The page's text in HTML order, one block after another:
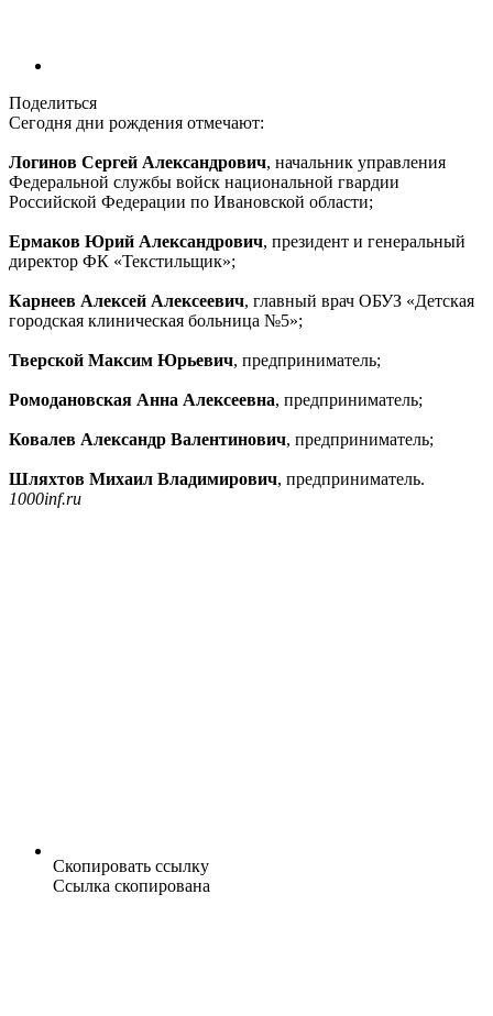
Поделиться
Сегодня дни рождения отмечают:
Логинов Сергей Александрович, начальник управления
Федеральной службы войск национальной гвардии
Российской Федерации по Ивановской области;
Ермаков Юрий Александрович, президент и генеральный
директор ФК «Текстильщик»;
Карнеев Алексей Алексеевич, главный врач ОБУЗ «Детская
городская клиническая больница №5»;
Тверской Максим Юрьевич, предприниматель;
Ромодановская Анна Алексеевна, предприниматель;
Ковалев Александр Валентинович, предприниматель;
Шляхтов Михаил Владимирович, предприниматель.
1000inf.ru
Скопировать ссылку
Ссылка скопирована